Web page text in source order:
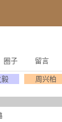
圈子 留言
毅 周兴柏